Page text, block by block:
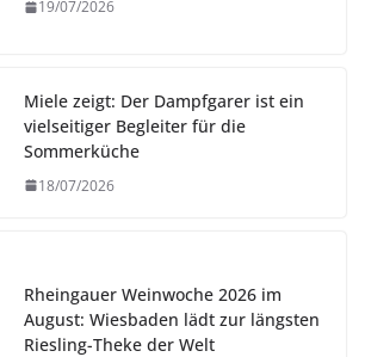
19/07/2026
Miele zeigt: Der Dampfgarer ist ein
vielseitiger Begleiter für die
Sommerküche
18/07/2026
Rheingauer Weinwoche 2026 im
August: Wiesbaden lädt zur längsten
Riesling-Theke der Welt